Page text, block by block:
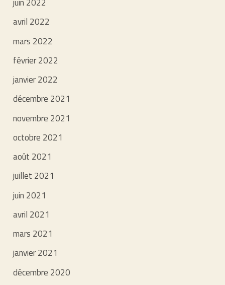
avril 2022
mars 2022
février 2022
janvier 2022
décembre 2021
novembre 2021
octobre 2021
août 2021
juillet 2021
juin 2021
avril 2021
mars 2021
janvier 2021
décembre 2020